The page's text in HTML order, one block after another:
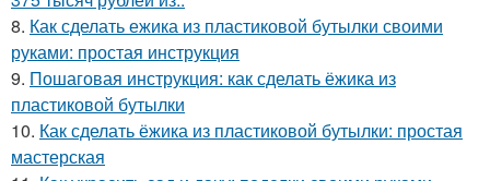
8. Как сделать ежика из пластиковой бутылки своими
руками: простая инструкция
9. Пошаговая инструкция: как сделать ёжика из
пластиковой бутылки
10. Как сделать ёжика из пластиковой бутылки: простая
мастерская